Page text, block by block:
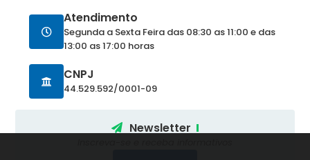
Atendimento
Segunda a Sexta Feira das 08:30 as 11:00 e das
13:00 as 17:00 horas
CNPJ
44.529.592/0001-09
Newsletter